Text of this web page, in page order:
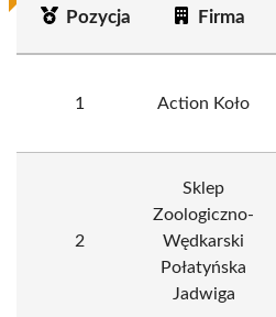
Pozycja Firma
1 Action Koło
2
Sklep
Zoologiczno-
Wędkarski
Połatyńska
Jadwiga